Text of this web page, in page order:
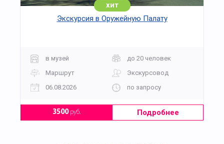
хит
Экскурсия в Оружейную Палату
в музей
до 20 человек
Маршрут
Экскурсовод
06.08.2026
по запросу
3500руб. Подробнее